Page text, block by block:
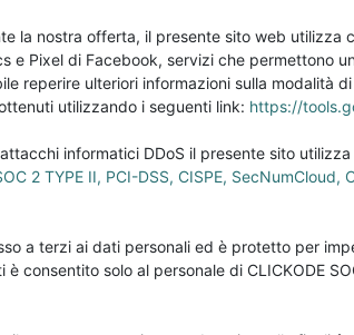
la nostra offerta, il presente sito web
Pixel di Facebook, servizi che permettono
reperire ulteriori informazioni sulla modalità
utilizzando i seguenti link: https://
informatici DDoS il presente sito
2 TYPE II, PCI-DSS, CISPE, SecNumCloud,
a terzi ai dati personali ed è protetto per
consentito solo al personale di CLICKODE